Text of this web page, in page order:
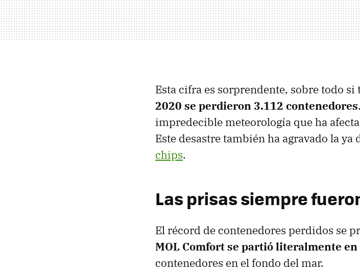
Esta cifra es sorprendente, sobre todo si
2020 se perdieron 3.112 contenedores
impredecible meteorología que ha
Este desastre también ha agravado la ya
chips.
Las prisas siempre
El récord de contenedores perdidos se
MOL Comfort se partió literalmente en
contenedores en el fondo del mar.